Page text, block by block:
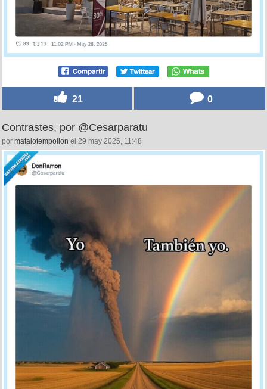
21 0
Contrastes, por @Cesarparatu
por matalotempollon el 29 may 2025, 11:48